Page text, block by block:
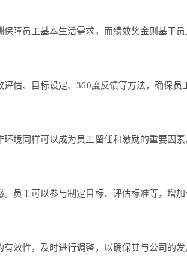
障员工基本生活需求，而绩效奖金则基于
估、目标设定、360度反馈等方法，确保员
境同样可以成为员工留任和激励的重要因
员工可以参与制定目标、评估标准等，增
效性，及时进行调整，以确保其与公司的